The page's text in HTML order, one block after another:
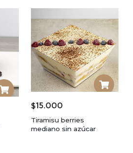
$15.000
Tiramisu berries
mediano sin azúcar